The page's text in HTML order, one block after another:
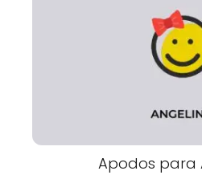
Apodos para